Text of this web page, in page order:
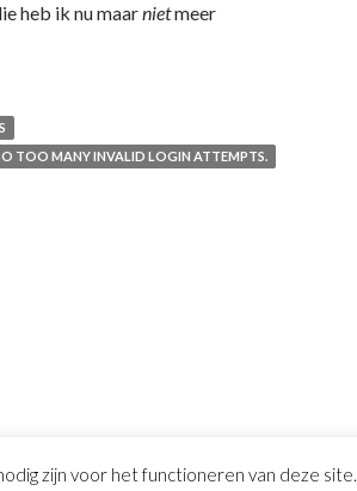
heb ik nu maarnietmeer
TOO MANY INVALID LOGIN ATTEMPTS.
zijn voor het functioneren van deze site.